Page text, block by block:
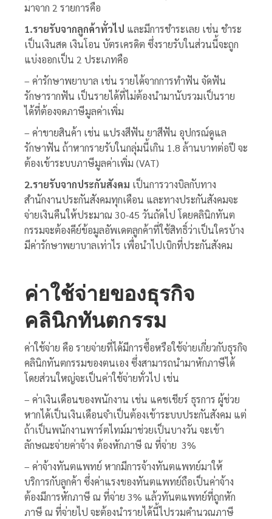
มาจาก 2 รายการคือ
1.รายรับจากลูกค้าทั่วไป และมีการชำระเลย เช่น ชำระ
เป็นเงินสด เงินโอน บัตรเครดิต ซึ่งรายรับในส่วนนี้จะถูก
แบ่งออกเป็น 2 ประเภทคือ
– ค่ารักษาพยาบาล เช่น รายได้จากการทำฟัน จัดฟัน
รักษารากฟัน เป็นรายได้ที่ไม่ต้องนำมานับรวมเป็นราย
ได้ที่ต้องจดภาษีมูลค่าเพิ่ม
– ค่าขายสินค้า เช่น แปรงสีฟัน ยาสีฟัน อุปกรณ์ดูแล
รักษาฟัน ถ้าหากรายรับในกลุ่มนี้เกิน 1.8 ล้านบาทต่อปี จะ
ต้องเข้าระบบภาษีมูลค่าเพิ่ม (VAT)
2.รายรับจากประกันสังคม เป็นการวางบิลกับทาง
สำนักงานประกันสังคมทุกเดือน และทางประกันสังคมจะ
จ่ายเงินคืนให้ประมาณ 30-45 วันถัดไป โดยคลินิกทันต
กรรมจะต้องคีย์ข้อมูลอัพเดตลูกค้าที่ใช้สิทธิ์ว่าเป็นใครบ้าง
มีค่ารักษาพยาบาลเท่าไร เพื่อนำไปเบิกที่ประกันสังคม
ค่าใช้จ่ายของธุรกิจ
คลินิกทันตกรรม
ค่าใช้จ่าย คือ รายจ่ายที่ได้มีการซื้อหรือใช้จ่ายเกี่ยวกับธุรกิจ
คลินิกทันตกรรมของตนเอง ซึ่งสามารถนำมาหักภาษีได้
โดยส่วนใหญ่จะเป็นค่าใช้จ่ายทั่วไป เช่น
– ค่าเงินเดือนของพนักงาน เช่น แคชเชียร์ ธุรการ ผู้ช่วย
หากได้เป็นเงินเดือนจำเป็นต้องเข้าระบบประกันสังคม แต่
ถ้าเป็นพนักงานพาร์ตไทม์มาช่วยเป็นบางวัน จะเข้า
ลักษณะจ่ายค่าจ้าง ต้องหักภาษี ณ ที่จ่าย 3%
– ค่าจ้างทันตแพทย์ หากมีการจ้างทันตแพทย์มาให้
บริการกับลูกค้า ซึ่งค่าแรงของทันตแพทย์ถือเป็นค่าจ้าง
ต้องมีการหักภาษี ณ ที่จ่าย 3% แล้วทันตแพทย์ที่ถูกหัก
ภาษี ณ ที่จ่ายไป จะต้องนำรายได้นี้ไปรวมคำนวณภาษี